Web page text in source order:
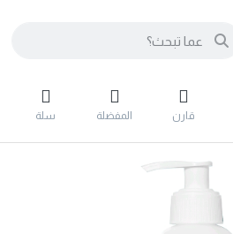
قارن المفضلة سلة